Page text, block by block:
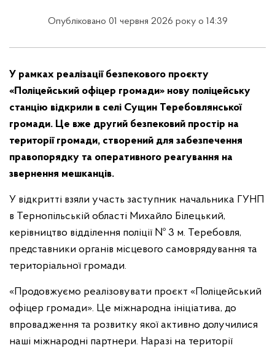
Опубліковано 01 червня 2026 року о 14:39
У рамках реалізації безпекового проєкту
«Поліцейський офіцер громади» нову поліцейську
станцію відкрили в селі Сущин Теребовлянської
громади. Це вже другий безпековий простір на
території громади, створений для забезпечення
правопорядку та оперативного реагування на
звернення мешканців.
У відкритті взяли участь заступник начальника ГУНП
в Тернопільській області Михайло Білецький,
керівництво відділення поліції № 3 м. Теребовля,
представники органів місцевого самоврядування та
територіальної громади.
«Продовжуємо реалізовувати проєкт «Поліцейський
офіцер громади». Це міжнародна ініціатива, до
впровадження та розвитку якої активно долучилися
наші міжнародні партнери. Наразі на території